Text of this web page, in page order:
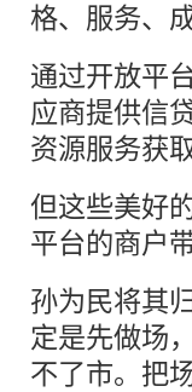
格、服务、
通过开放平
应商提供信
资源服务获
但这些美好
平台的商户
孙为民将其
定是先做场
不了市。把